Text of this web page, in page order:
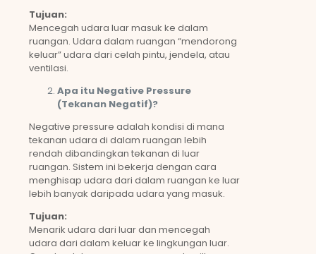
Tujuan:
Mencegah udara luar masuk ke dalam
ruangan. Udara dalam ruangan “mendorong
keluar” udara dari celah pintu, jendela, atau
ventilasi.
Apa itu Negative Pressure
(Tekanan Negatif)?
Negative pressure adalah kondisi di mana
tekanan udara di dalam ruangan lebih
rendah dibandingkan tekanan di luar
ruangan. Sistem ini bekerja dengan cara
menghisap udara dari dalam ruangan ke luar
lebih banyak daripada udara yang masuk.
Tujuan:
Menarik udara dari luar dan mencegah
udara dari dalam keluar ke lingkungan luar.